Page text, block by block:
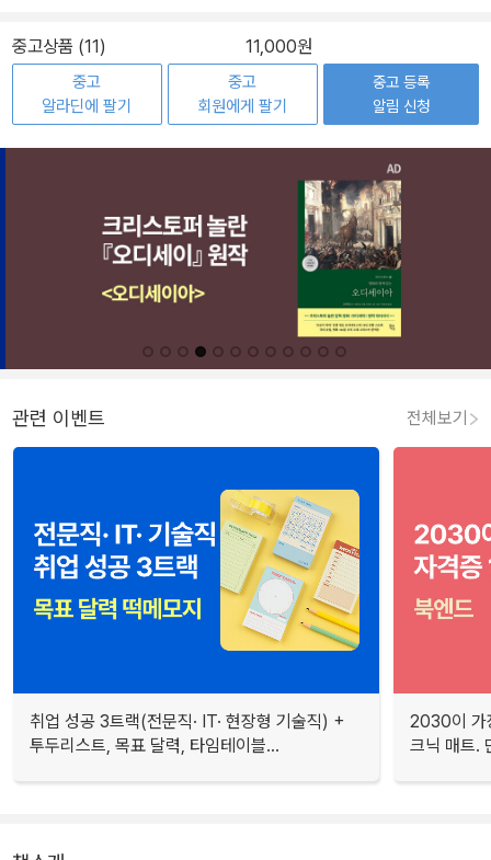
중고상품 (11) 11,000원
중고
알라딘에 팔기
중고
회원에게 팔기
중고 등록
알림 신청
관련 이벤트 전체보기
취업 성공 3트랙(전문직· IT· 현장형 기술직) +
투두리스트, 목표 달력, 타임테이블...
2030이 가
크닉 매트.